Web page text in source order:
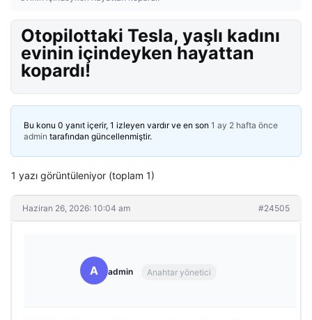
Otopilottaki Tesla, yaşlı kadını
evinin içindeyken hayattan
kopardı!
Bu konu 0 yanıt içerir, 1 izleyen vardır ve en son 1 ay 2 hafta önce
admin tarafından güncellenmiştir.
1 yazı görüntüleniyor (toplam 1)
Haziran 26, 2026: 10:04 am #24505
A admin Anahtar yönetici